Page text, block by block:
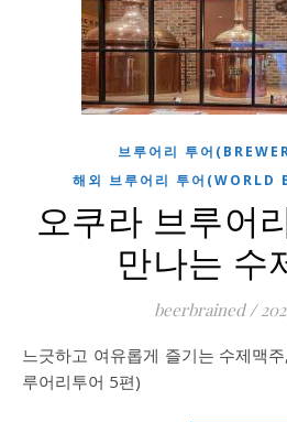
브루어리 투어
해외 브루어리 투어(WORLD
오쿠라 브루어
만나는 수
beerbrained /
느긋하고 여유롭게 즐기는 수제맥주, 오쿠라 브루어리(해외브
루어리투어 5편)